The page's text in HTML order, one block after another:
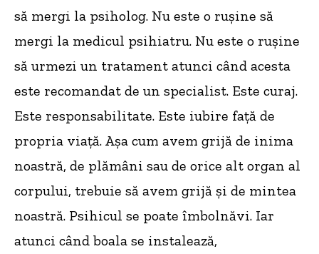
să mergi la psiholog. Nu este o rușine să
mergi la medicul psihiatru. Nu este o rușine
să urmezi un tratament atunci când acesta
este recomandat de un specialist. Este curaj.
Este responsabilitate. Este iubire față de
propria viață. Așa cum avem grijă de inima
noastră, de plămâni sau de orice alt organ al
corpului, trebuie să avem grijă și de mintea
noastră. Psihicul se poate îmbolnăvi. Iar
atunci când boala se instalează,